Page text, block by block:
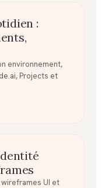
:
environnement,
Projects et
UI et